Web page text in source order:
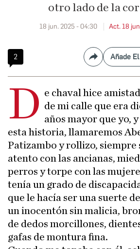
otro lado de la
18 jun. 2025 - 04:30 Act. 18
2 Compartir
Añade
D e chaval hice
de mi calle que era
años mayor que yo,
esta historia, llamaremos
Patizambo y rollizo, siempre
atento con las ancianas,
perros y torpe con las
tenía un grado de
que le hacía ser una suerte
un inocentón sin malicia,
de dedos morcillones,
gafas de montura fina.